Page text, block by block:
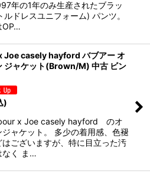
年の1年のみ生産されたブラッ
ルドレスユニフォーム) パンツ。
OP…
casely hayford バブアー オ
ジャケット(Brown/M) 中古 ビン
)
x Joe casely hayford のオ
ャケット。 多少の着用感、色褪
ございますが、特に目立った汚
なく ま…